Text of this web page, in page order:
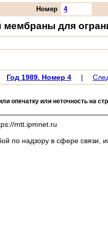
Номер 4
для
Год 1989. Номер 4 |
опечатку или неточность на
mtt.ipmnet.ru
по надзору в сфере